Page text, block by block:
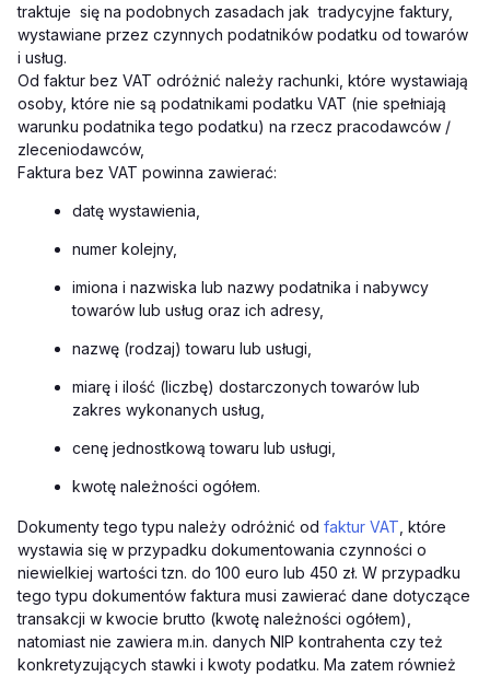
traktuje się na podobnych zasadach jak tradycyjne faktury,
wystawiane przez czynnych podatników podatku od towarów
i usług.
Od faktur bez VAT odróżnić należy rachunki, które wystawiają
osoby, które nie są podatnikami podatku VAT (nie spełniają
warunku podatnika tego podatku) na rzecz pracodawców /
zleceniodawców,
Faktura bez VAT powinna zawierać:
datę wystawienia,
numer kolejny,
imiona i nazwiska lub nazwy podatnika i nabywcy
towarów lub usług oraz ich adresy,
nazwę (rodzaj) towaru lub usługi,
miarę i ilość (liczbę) dostarczonych towarów lub
zakres wykonanych usług,
cenę jednostkową towaru lub usługi,
kwotę należności ogółem.
Dokumenty tego typu należy odróżnić od faktur VAT , które
wystawia się w przypadku dokumentowania czynności o
niewielkiej wartości tzn. do 100 euro lub 450 zł. W przypadku
tego typu dokumentów faktura musi zawierać dane dotyczące
transakcji w kwocie brutto (kwotę należności ogółem),
natomiast nie zawiera m.in. danych NIP kontrahenta czy też
konkretyzujących stawki i kwoty podatku. Ma zatem również